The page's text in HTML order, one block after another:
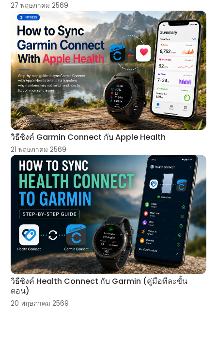
27 พฤษภาคม 2569
วิธีซิงค์ Garmin Connect กับ Apple Health
21 พฤษภาคม 2569
วิธีซิงค์ Health Connect กับ Garmin (คู่มือทีละขั้น
ตอน)
20 พฤษภาคม 2569